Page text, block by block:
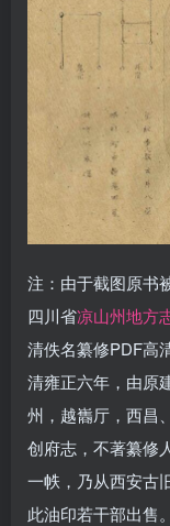
注：由于截图原书
四川省凉山州地方
清佚名纂修PDF高
清雍正六年，由原
州，越巂厅，西昌
创府志，不著纂修
一帙，乃从西安古
此油印若干部出售